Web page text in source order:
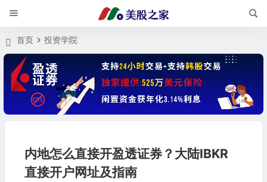
首页 投资学院
内地怎么直接开盈透证券？大陆IBKR
直接开户网址及指南